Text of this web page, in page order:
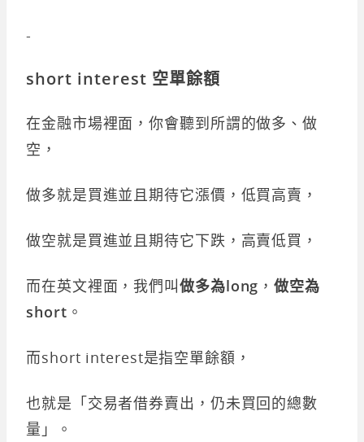
-
short interest 空單餘額
在金融市場裡面，你會聽到所謂的做多、做
空，
做多就是買進並且期待它漲價，低買高賣，
做空就是買進並且期待它下跌，高賣低買，
而在英文裡面，我們叫做多為long ，做空為
short 。
而short interest是指空單餘額，
也就是「交易者借券賣出，仍未買回的總數
量」。